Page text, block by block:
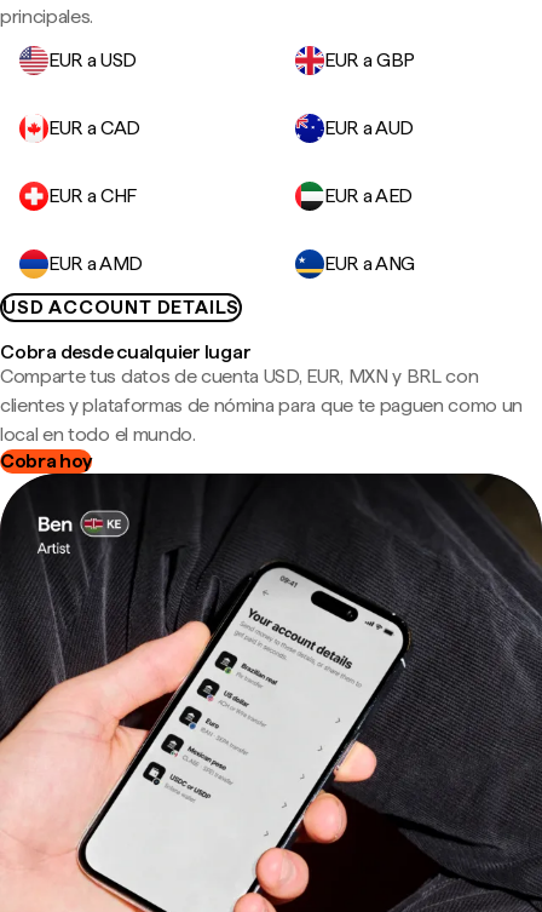
principales.
EUR a USD
EUR a GBP
EUR a CAD EUR a AUD
EUR a CHF EUR a AED
EUR a AMD
EUR a ANG
USD ACCOUNT DETAILS
Cobra desde cualquier lugar
Comparte tus datos de cuenta USD, EUR, MXN y BRL con
clientes y plataformas de nómina para que te paguen como un
local en todo el mundo.
Cobra hoy